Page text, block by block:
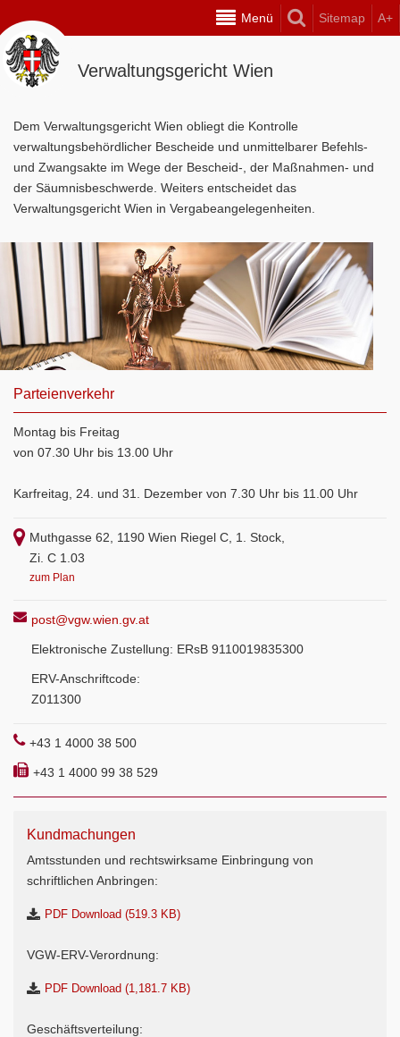
Menü Sitemap A+
Verwaltungsgericht Wien
Dem Verwaltungsgericht Wien obliegt die Kontrolle
verwaltungsbehördlicher Bescheide und unmittelbarer Befehls-
und Zwangsakte im Wege der Bescheid-, der Maßnahmen- und
der Säumnisbeschwerde. Weiters entscheidet das
Verwaltungsgericht Wien in Vergabeangelegenheiten.
Parteienverkehr
Montag bis Freitag
von 07.30 Uhr bis 13.00 Uhr
Karfreitag, 24. und 31. Dezember von 7.30 Uhr bis 11.00 Uhr
Muthgasse 62, 1190 Wien Riegel C, 1. Stock,
Zi. C 1.03
zum Plan
post@vgw.wien.gv.at
Elektronische Zustellung: ERsB 9110019835300
ERV-Anschriftcode:
Z011300
+43 1 4000 38 500
+43 1 4000 99 38 529
Kundmachungen
Amtsstunden und rechtswirksame Einbringung von
schriftlichen Anbringen:
PDF Download (519.3 KB)
VGW-ERV-Verordnung:
PDF Download (1,181.7 KB)
Geschäftsverteilung: